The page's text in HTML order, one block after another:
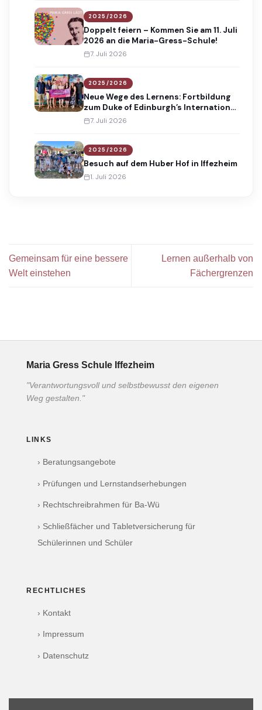
2025/2026
Doppelt feiern – Kommen Sie am 11. Juli
2026 an die Maria-Gress-Schule!
7. Juli 2026
2025/2026
Neue Wege des Lernens: Fortbildung
zum Duke of Edinburgh’s International
Award
7. Juli 2026
2025/2026
Besuch auf dem Huber Hof in Iffezheim
1. Juli 2026
Gemeinsam für eine bessere
Welt einstehen
Lernen außerhalb von
Fächergrenzen
Maria Gress Schule Iffezheim
"Verantwortungsvoll und selbstbewusst den eigenen
Weg gestalten."
LINKS
› Beratungsangebote
› Prüfungen und Lernstandserhebungen
› Rechtschreibrahmen für Ba-Wü
› Schließfächer und Tabletversicherung für
Schülerinnen und Schüler
RECHTLICHES
› Kontakt
› Impressum
› Datenschutz